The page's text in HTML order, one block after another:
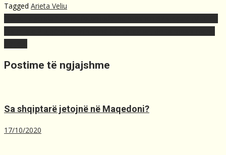
Tagged Arieta Veliu
Postime të ngjajshme
Sa shqiptarë jetojnë në Maqedoni?
17/10/2020